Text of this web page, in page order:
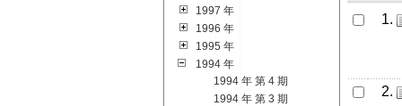
1997 年
1996 年
1995 年
1994 年
1994 年 第 4 期
1994 年 第 3 期
1.
2.